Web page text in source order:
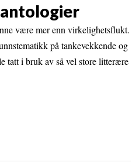
være mer enn virkelighetsflukt.
på tankevekkende og
tatt i bruk av så vel store litterære